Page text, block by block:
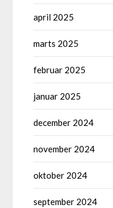
april 2025
marts 2025
februar 2025
januar 2025
december 2024
november 2024
oktober 2024
september 2024